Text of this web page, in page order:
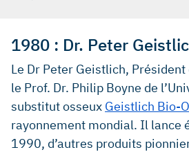
1980 : Dr. Peter
Le Dr Peter Geistlich,
le Prof. Dr. Philip Boyne de
substitut osseux Geistlich Bio-
rayonnement mondial. Il lance
1990, d’autres produits